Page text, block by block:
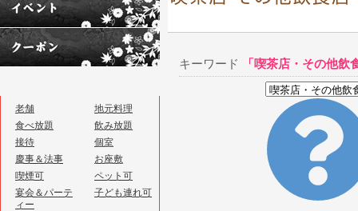
老舗
地元料理
食べ放題
飲み放題
接待
個室
慶事＆法事
お座敷
喫煙可
ペット可
宴会＆パーテ
ィー
子ども連れ可
キーワード 「喫茶店・その他飲